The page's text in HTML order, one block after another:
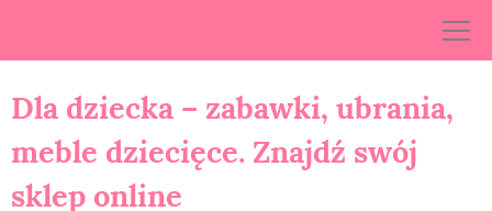
Dla dziecka – zabawki, ubrania,
meble dziecięce. Znajdź swój
sklep online